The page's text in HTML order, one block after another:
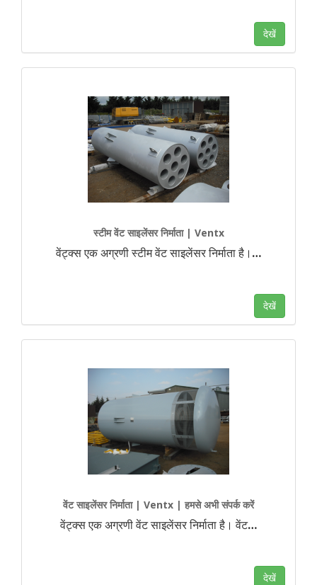
देखें
स्टीम वेंट साइलेंसर निर्माता | Ventx
वेंट्क्स एक अग्रणी स्टीम वेंट साइलेंसर निर्माता है। …
देखें
वेंट साइलेंसर निर्माता | Ventx | हमसे अभी संपर्क करें
वेंट्क्स एक अग्रणी वेंट साइलेंसर निर्माता है। वेंट…
देखें